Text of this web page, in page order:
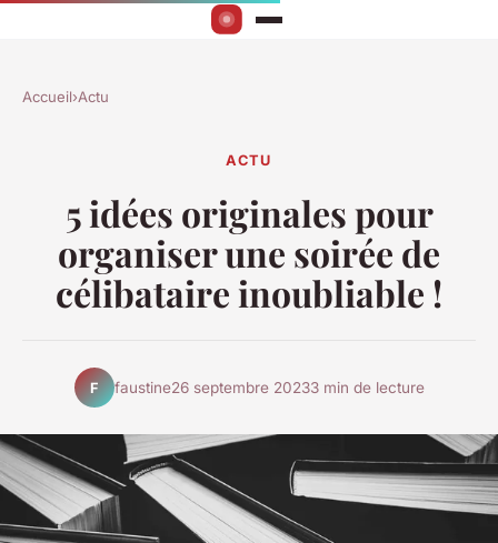
Accueil›Actu
ACTU
5 idées originales pour
organiser une soirée de
célibataire inoubliable !
F faustine26 septembre 20233 min de lecture